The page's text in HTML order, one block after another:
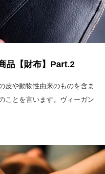
品【財布】Part.2
皮や動物性由来のものを含ま
ことを言います。ヴィーガン